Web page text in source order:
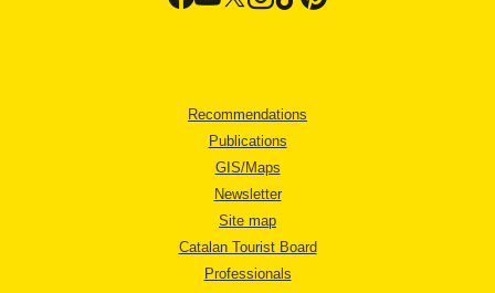
Recommendations
Publications
GIS/Maps
Newsletter
Site map
Catalan Tourist Board
Professionals